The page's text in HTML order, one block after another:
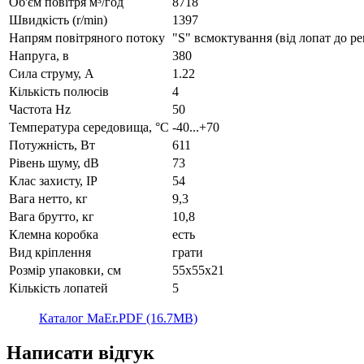
Швидкість (r/min)
1397
Напрям повітряного потоку "S" всмоктування (від лопат до
Напруга, в
380
Сила струму, А
1.22
Кількість полюсів
4
Частота Hz
50
Температура середовища, °C -40...+70
Потужність, Вт
611
Рівень шуму, dB
73
Клас захисту, IP
54
Вага нетто, кг
9,3
Вага брутто, кг
10,8
Клемна коробка
есть
Вид кріплення
грати
Розмір упаковки, см
55х55х21
Кількість лопатей
5
Каталог MaEr.PDF (16.7MB)
Написати відгук